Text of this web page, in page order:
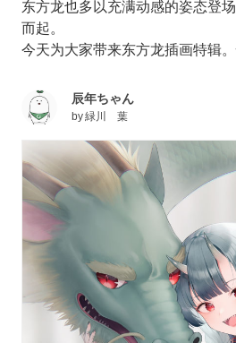
东方龙也多以充满动感的姿态登
而起。
今天为大家带来东方龙插画特辑。
辰年ちゃん
by緑川 葉